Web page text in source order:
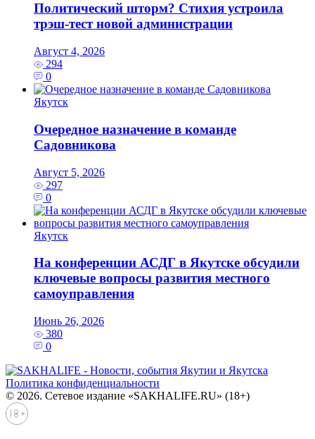
Политический шторм? Стихия устроила
трэш-тест новой администрации
Август 4, 2026
294
0
Якутск
Очередное назначение в команде
Садовникова
Август 5, 2026
297
0
Якутск
На конференции АСДГ в Якутске обсудили
ключевые вопросы развития местного
самоуправления
Июнь 26, 2026
380
0
Политика конфиденциальности
© 2026. Сетевое издание «SAKHALIFE.RU» (18+)